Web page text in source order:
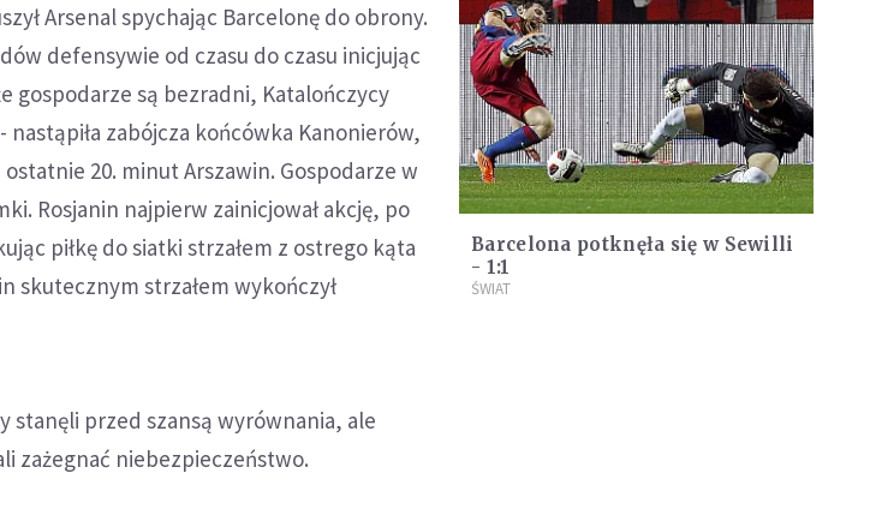
Arsenal spychając Barcelonę do obrony.
defensywie od czasu do czasu inicjując
gospodarze są bezradni, Katalończycy
zabójcza końcówka Kanonierów,
20. minut Arszawin. Gospodarze w
Rosjanin najpierw zainicjował akcję, po
piłkę do siatki strzałem z ostrego kąta
skutecznym strzałem wykończył
stanęli przed szansą wyrównania, ale
zażegnać niebezpieczeństwo.
Barcelona potknęła się w Sewilli
- 1:1
ŚWIAT